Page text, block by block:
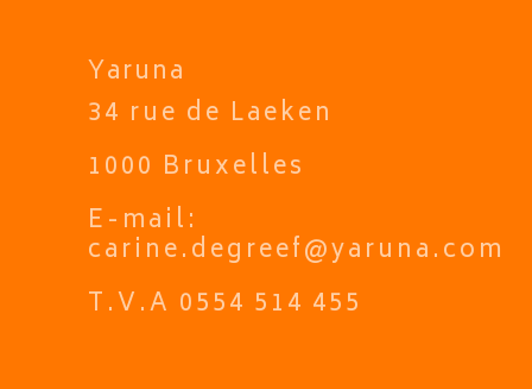
Yaruna
34 rue de Laeken
1000 Bruxelles
E-mail:
carine.degreef@yaruna.com
T.V.A 0554 514 455